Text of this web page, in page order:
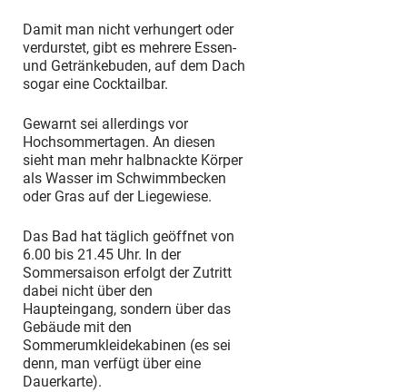
Damit man nicht verhungert oder
verdurstet, gibt es mehrere Essen-
und Getränkebuden, auf dem Dach
sogar eine Cocktailbar.
Gewarnt sei allerdings vor
Hochsommertagen. An diesen
sieht man mehr halbnackte Körper
als Wasser im Schwimmbecken
oder Gras auf der Liegewiese.
Das Bad hat täglich geöffnet von
6.00 bis 21.45 Uhr. In der
Sommersaison erfolgt der Zutritt
dabei nicht über den
Haupteingang, sondern über das
Gebäude mit den
Sommerumkleidekabinen (es sei
denn, man verfügt über eine
Dauerkarte).